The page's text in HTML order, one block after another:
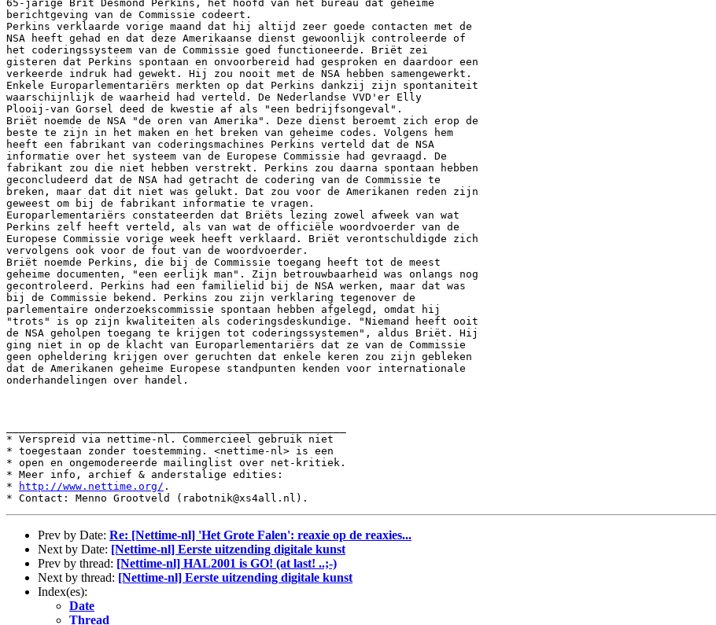
65-jarige Brit Desmond Perkins, het hoofd van het bureau dat geheime
berichtgeving van de Commissie codeert.
Perkins verklaarde vorige maand dat hij altijd zeer goede contacten met de
NSA heeft gehad en dat deze Amerikaanse dienst gewoonlijk controleerde of
het coderingssysteem van de Commissie goed functioneerde. Briët zei
gisteren dat Perkins spontaan en onvoorbereid had gesproken en daardoor een
verkeerde indruk had gewekt. Hij zou nooit met de NSA hebben samengewerkt.
Enkele Europarlementariërs merkten op dat Perkins dankzij zijn spontaniteit
waarschijnlijk de waarheid had verteld. De Nederlandse VVD'er Elly
Plooij-van Gorsel deed de kwestie af als "een bedrijfsongeval".
Briët noemde de NSA "de oren van Amerika". Deze dienst beroemt zich erop de
beste te zijn in het maken en het breken van geheime codes. Volgens hem
heeft een fabrikant van coderingsmachines Perkins verteld dat de NSA
informatie over het systeem van de Europese Commissie had gevraagd. De
fabrikant zou die niet hebben verstrekt. Perkins zou daarna spontaan hebben
geconcludeerd dat de NSA had getracht de codering van de Commissie te
breken, maar dat dit niet was gelukt. Dat zou voor de Amerikanen reden zijn
geweest om bij de fabrikant informatie te vragen.
Europarlementariërs constateerden dat Briëts lezing zowel afweek van wat
Perkins zelf heeft verteld, als van wat de officiële woordvoerder van de
Europese Commissie vorige week heeft verklaard. Briët verontschuldigde zich
vervolgens ook voor de fout van de woordvoerder.
Briët noemde Perkins, die bij de Commissie toegang heeft tot de meest
geheime documenten, "een eerlijk man". Zijn betrouwbaarheid was onlangs nog
gecontroleerd. Perkins had een familielid bij de NSA werken, maar dat was
bij de Commissie bekend. Perkins zou zijn verklaring tegenover de
parlementaire onderzoekscommissie spontaan hebben afgelegd, omdat hij
"trots" is op zijn kwaliteiten als coderingsdeskundige. "Niemand heeft ooit
de NSA geholpen toegang te krijgen tot coderingssystemen", aldus Briët. Hij
ging niet in op de klacht van Europarlementariërs dat ze van de Commissie
geen opheldering krijgen over geruchten dat enkele keren zou zijn gebleken
dat de Amerikanen geheime Europese standpunten kenden voor internationale
onderhandelingen over handel.
* Verspreid via nettime-nl. Commercieel gebruik niet
* toegestaan zonder toestemming. <nettime-nl> is een
* open en ongemodereerde mailinglist over net-kritiek.
* Meer info, archief & anderstalige edities:
*
http://www.nettime.org/ .
Prev by Date: Re: [Nettime-nl] 'Het Grote Falen': reaxie op de reaxies...
Next by Date: [Nettime-nl] Eerste uitzending digitale kunst
Prev by thread: [Nettime-nl] HAL2001 is GO! (at last! ..;-)
Next by thread: [Nettime-nl] Eerste uitzending digitale kunst
Index(es):
Date
Thread